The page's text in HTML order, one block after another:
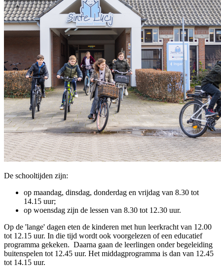
De schooltijden zijn:
op maandag, dinsdag, donderdag en vrijdag van 8.30 tot
14.15 uur;
op woensdag zijn de lessen van 8.30 tot 12.30 uur.
Op de 'lange' dagen eten de kinderen met hun leerkracht van 12.00
tot 12.15 uur. In die tijd wordt ook voorgelezen of een educatief
programma gekeken. Daarna gaan de leerlingen onder begeleiding
buitenspelen tot 12.45 uur. Het middagprogramma is dan van 12.45
tot 14.15 uur.